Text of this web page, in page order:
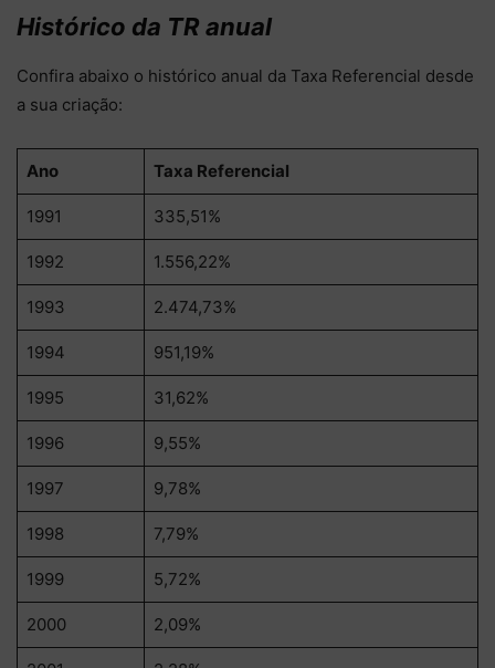
Histórico da TR anual
Confira abaixo o histórico anual da Taxa Referencial desde
a sua criação:
Ano Taxa Referencial
1991 335,51%
1992 1.556,22%
1993 2.474,73%
1994 951,19%
1995 31,62%
1996 9,55%
1997 9,78%
1998 7,79%
1999 5,72%
2000 2,09%